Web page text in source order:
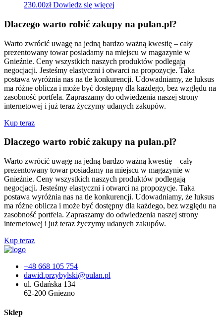
230.00zł Dowiedz się więcej
Dlaczego warto robić zakupy na pulan.pl?
Warto zwrócić uwagę na jedną bardzo ważną kwestię – cały
prezentowany towar posiadamy na miejscu w magazynie w
Gnieźnie. Ceny wszystkich naszych produktów podlegają
negocjacji. Jesteśmy elastyczni i otwarci na propozycje. Taka
postawa wyróżnia nas na tle konkurencji. Udowadniamy, że luksus
ma różne oblicza i może być dostępny dla każdego, bez względu na
zasobność portfela. Zapraszamy do odwiedzenia naszej strony
internetowej i już teraz życzymy udanych zakupów.
Kup teraz
Dlaczego warto robić zakupy na pulan.pl?
Warto zwrócić uwagę na jedną bardzo ważną kwestię – cały
prezentowany towar posiadamy na miejscu w magazynie w
Gnieźnie. Ceny wszystkich naszych produktów podlegają
negocjacji. Jesteśmy elastyczni i otwarci na propozycje. Taka
postawa wyróżnia nas na tle konkurencji. Udowadniamy, że luksus
ma różne oblicza i może być dostępny dla każdego, bez względu na
zasobność portfela. Zapraszamy do odwiedzenia naszej strony
internetowej i już teraz życzymy udanych zakupów.
Kup teraz
+48 668 105 754
dawid.przybylski@pulan.pl
ul. Gdańska 134
62-200 Gniezno
Sklep